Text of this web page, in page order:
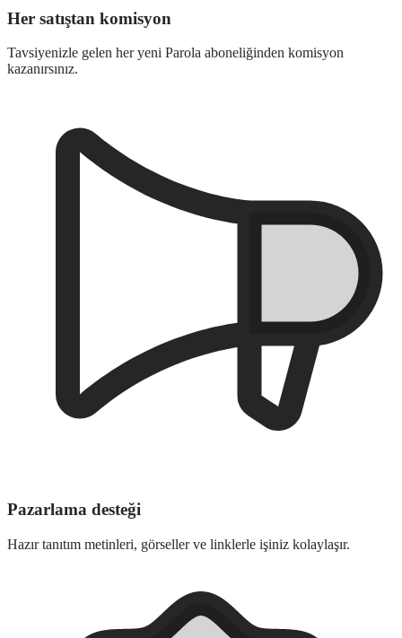
Her satıştan komisyon
Tavsiyenizle gelen her yeni Parola aboneliğinden komisyon
kazanırsınız.
Pazarlama desteği
Hazır tanıtım metinleri, görseller ve linklerle işiniz kolaylaşır.